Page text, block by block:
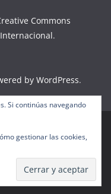
Commons
.
by WordPress.
. Todos los
con WordPress
Si continúas navegando
gestionar las cookies,